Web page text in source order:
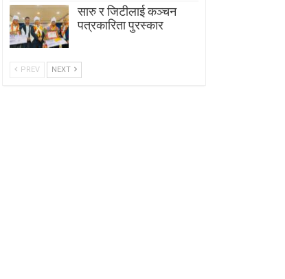
सारु र जिटीलाई कञ्चन
पत्रकारिता पुरस्कार
PREV NEXT